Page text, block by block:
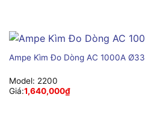
Ampe Kìm Đo Dòng AC 1000A
Model: 2200
Giá:1,640,000₫